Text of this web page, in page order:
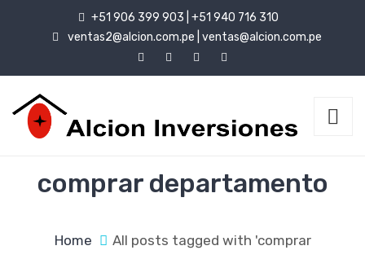
+51 906 399 903 | +51 940 716 310
ventas2@alcion.com.pe ventas@alcion.com.pe
comprar departamento
Home All posts tagged with 'comprar